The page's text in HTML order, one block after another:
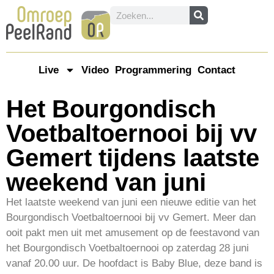
Live Video Programmering Contact
Het Bourgondisch
Voetbaltoernooi bij vv
Gemert tijdens laatste
weekend van juni
Het laatste weekend van juni een nieuwe editie van het
Bourgondisch Voetbaltoernooi bij vv Gemert. Meer dan
ooit pakt men uit met amusement op de feestavond van
het Bourgondisch Voetbaltoernooi op zaterdag 28 juni
vanaf 20.00 uur. De hoofdact is Baby Blue, deze band is